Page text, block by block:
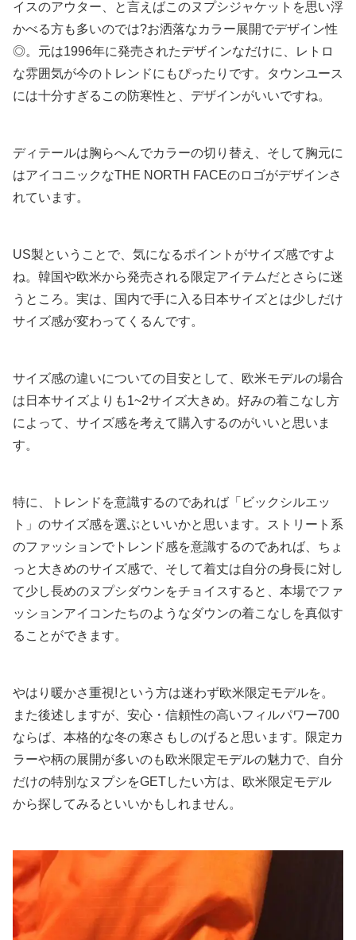
イスのアウター、と言えばこのヌプシジャケットを思い浮
かべる方も多いのでは?お洒落なカラー展開でデザイン性
◎。元は1996年に発売されたデザインなだけに、レトロ
な雰囲気が今のトレンドにもぴったりです。タウンユース
には十分すぎるこの防寒性と、デザインがいいですね。
ディテールは胸らへんでカラーの切り替え、そして胸元に
はアイコニックなTHE NORTH FACEのロゴがデザインさ
れています。
US製ということで、気になるポイントがサイズ感ですよ
ね。韓国や欧米から発売される限定アイテムだとさらに迷
うところ。実は、国内で手に入る日本サイズとは少しだけ
サイズ感が変わってくるんです。
サイズ感の違いについての目安として、欧米モデルの場合
は日本サイズよりも1~2サイズ大きめ。好みの着こなし方
によって、サイズ感を考えて購入するのがいいと思いま
す。
特に、トレンドを意識するのであれば「ビックシルエッ
ト」のサイズ感を選ぶといいかと思います。ストリート系
のファッションでトレンド感を意識するのであれば、ちょ
っと大きめのサイズ感で、そして着丈は自分の身長に対し
て少し長めのヌプシダウンをチョイスすると、本場でファ
ッションアイコンたちのようなダウンの着こなしを真似す
ることができます。
やはり暖かさ重視!という方は迷わず欧米限定モデルを。
また後述しますが、安心・信頼性の高いフィルパワー700
ならば、本格的な冬の寒さもしのげると思います。限定カ
ラーや柄の展開が多いのも欧米限定モデルの魅力で、自分
だけの特別なヌプシをGETしたい方は、欧米限定モデル
から探してみるといいかもしれません。